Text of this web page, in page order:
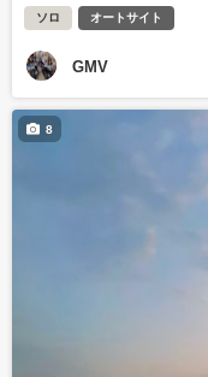
ソロ オートサイト
GMV
8